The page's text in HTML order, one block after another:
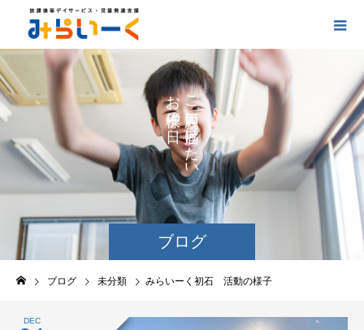
ブログ
ご
に
け
た
い
お
の
の
ブログ 未分類 みらいーく初石 活動の様子
DEC